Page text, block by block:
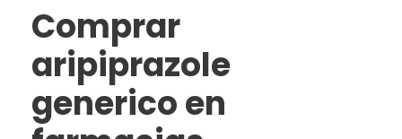
Comprar
aripiprazole
generico en